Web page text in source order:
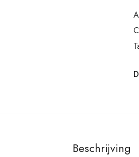
Beschrijving